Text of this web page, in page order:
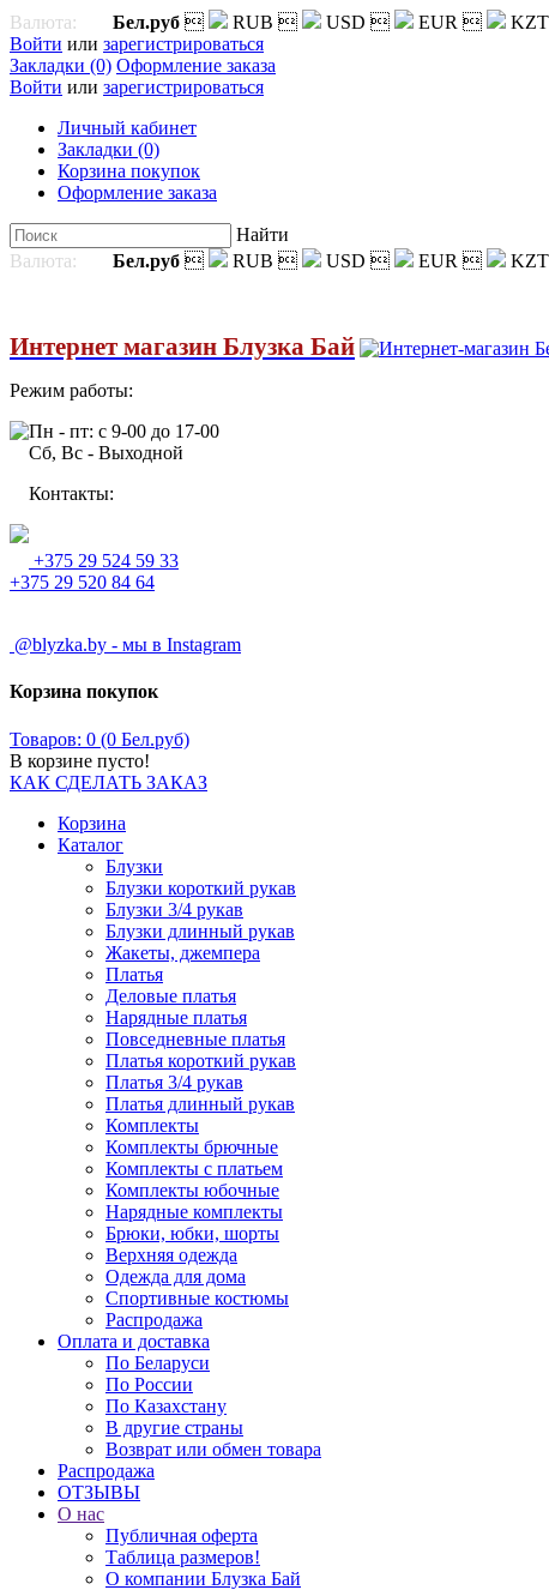
Валюта: Бел.руб  RUB  USD  EUR  KZT
Войти или зарегистрироваться
Закладки (0) Оформление заказа
Войти или зарегистрироваться
Личный кабинет
Закладки (0)
Корзина покупок
Оформление заказа
Найти
Валюта:
Бел.руб  RUB  USD  EUR  KZT
Интернет магазин Блузка Бай
Режим работы:
Пн - пт: с 9-00 до 17-00
Сб, Вс - Выходной
Контакты:
+375 29 524 59 33
+375 29 520 84 64
@blyzka.by - мы в Instagram
Корзина покупок
Товаров: 0 (0 Бел.руб)
В корзине пусто!
КАК СДЕЛАТЬ ЗАКАЗ
Корзина
Каталог
Блузки
Блузки короткий рукав
Блузки 3/4 рукав
Блузки длинный рукав
Жакеты, джемпера
Платья
Деловые платья
Нарядные платья
Повседневные платья
Платья короткий рукав
Платья 3/4 рукав
Платья длинный рукав
Комплекты
Комплекты брючные
Комплекты с платьем
Комплекты юбочные
Нарядные комплекты
Брюки, юбки, шорты
Верхняя одежда
Одежда для дома
Спортивные костюмы
Распродажа
Оплата и доставка
По Беларуси
По России
По Казахстану
В другие страны
Возврат или обмен товара
Распродажа
ОТЗЫВЫ
О нас
Публичная оферта
Таблица размеров!
О компании Блузка Бай